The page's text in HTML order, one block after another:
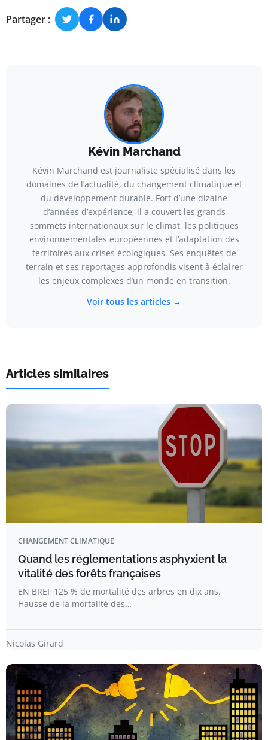
Partager :
Kévin Marchand
Kévin Marchand est journaliste spécialisé dans les
domaines de l’actualité, du changement climatique et
du développement durable. Fort d’une dizaine
d’années d’expérience, il a couvert les grands
sommets internationaux sur le climat, les politiques
environnementales européennes et l’adaptation des
territoires aux crises écologiques. Ses enquêtes de
terrain et ses reportages approfondis visent à éclairer
les enjeux complexes d’un monde en transition.
Voir tous les articles →
Articles similaires
CHANGEMENT CLIMATIQUE
Quand les réglementations asphyxient la
vitalité des forêts françaises
EN BREF 125 % de mortalité des arbres en dix ans.
Hausse de la mortalité des…
Nicolas Girard